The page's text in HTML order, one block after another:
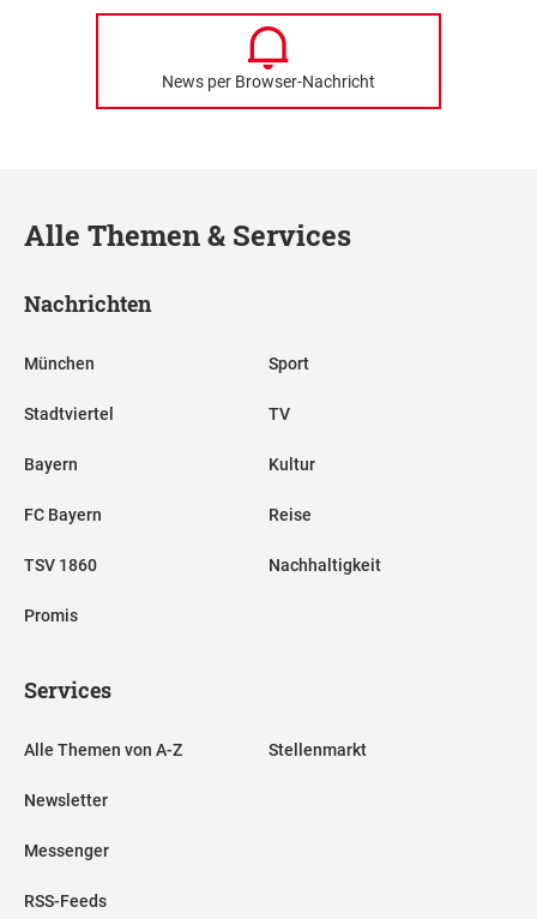
News per Browser-Nachricht
Alle Themen & Services
Nachrichten
München
Stadtviertel
Bayern
FC Bayern
TSV 1860
Promis
Sport
TV
Kultur
Reise
Nachhaltigkeit
Services
Alle Themen von A-Z
Newsletter
Messenger
RSS-Feeds
Stellenmarkt